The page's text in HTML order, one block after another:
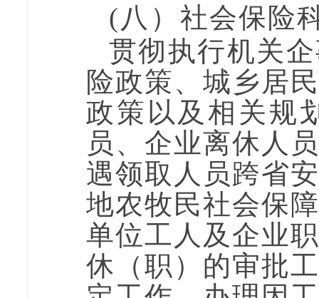
(八） 社会保险
贯彻执行机关
险政策、城乡居
政策以及相关规
员、企业离休人
遇领取人员跨省
地农牧民社会保
单位工人及企业
休（职）的审批